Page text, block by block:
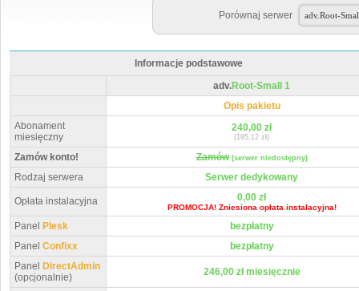
Porównaj serwer
Informacje podstawowe
adv.Root-Small 1
Opis pakietu
Abonament
miesięczny
240,00 zł
(195,12 zł)
Zamów konto! Zamów (serwer niedostępny)
Rodzaj serwera Serwer dedykowany
Opłata instalacyjna 0,00 zł
PROMOCJA! Zniesiona opłata instalacyjna!
Panel Plesk
bezpłatny
Panel Confixx
bezpłatny
Panel
DirectAdmin
(opcjonalnie)
246,00 zł miesięcznie